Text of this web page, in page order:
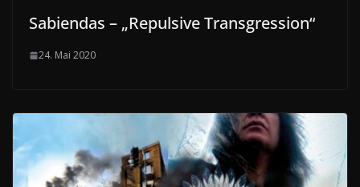
Sabiendas – „Repulsive Transgression“
24. Mai 2020